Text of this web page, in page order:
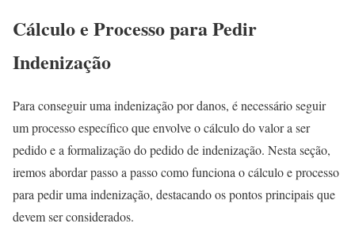
Cálculo e Processo para Pedir
Indenização
Para conseguir uma indenização por danos, é necessário seguir
um processo específico que envolve o cálculo do valor a ser
pedido e a formalização do pedido de indenização. Nesta seção,
iremos abordar passo a passo como funciona o cálculo e processo
para pedir uma indenização, destacando os pontos principais que
devem ser considerados.